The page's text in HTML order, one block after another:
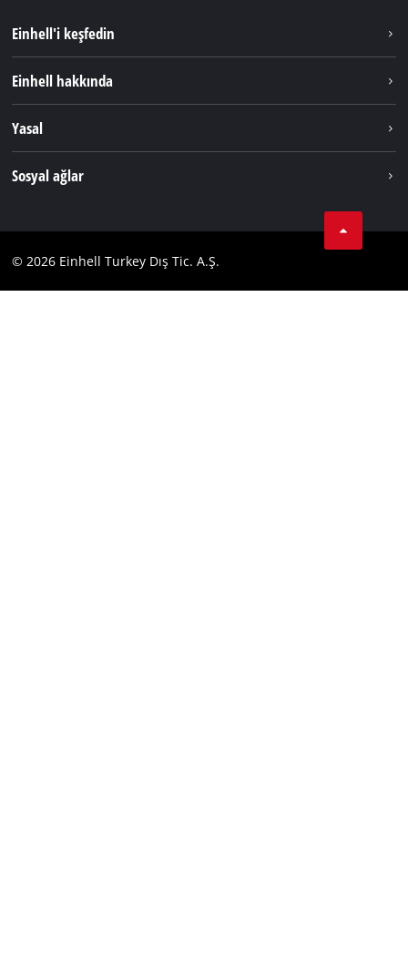
Einhell'i keşfedin
Hizmetler
Einhell hakkında
Yasal
Uyumluluk
Sosyal ağlar
YouТube
© 2026 Einhell Turkey Dış Tic. A.Ş.